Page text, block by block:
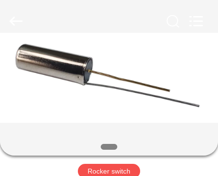
HUIS
PRODUCTEN
VR-
SHOW
Rocker switch